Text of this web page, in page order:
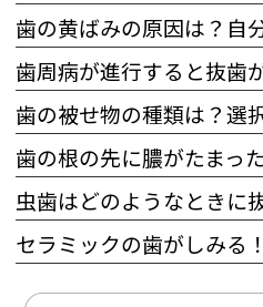
歯の黄ばみの原因は？自
歯の被せ物の種類は？選